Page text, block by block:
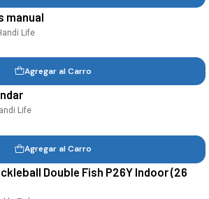
manual
Life
Agregar al Carro
Life
Agregar al Carro
Double Fish P26Y Indoor (26